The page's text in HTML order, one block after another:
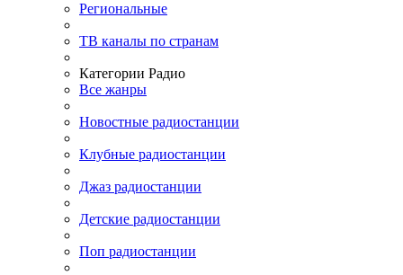
Региональные
ТВ каналы по странам
Категории Радио
Все жанры
Новостные радиостанции
Клубные радиостанции
Джаз радиостанции
Детские радиостанции
Поп радиостанции